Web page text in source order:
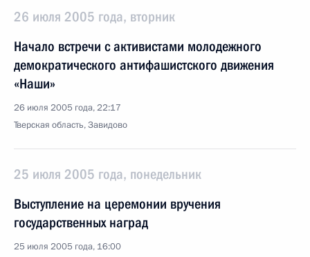
26 июля 2005 года, вторник
Начало встречи с активистами молодежного
демократического антифашистского движения
«Наши»
26 июля 2005 года, 22:17
Тверская область, Завидово
25 июля 2005 года, понедельник
Выступление на церемонии вручения
государственных наград
25 июля 2005 года, 16:00